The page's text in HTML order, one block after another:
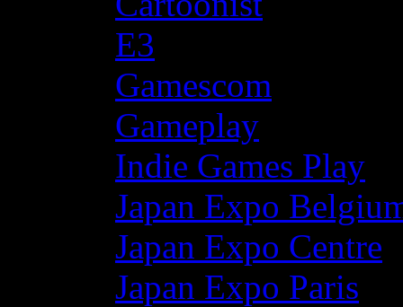
E3
Gamescom
Gameplay
Indie Games Play
Japan Expo
Japan Expo Centre
Japan Expo Paris